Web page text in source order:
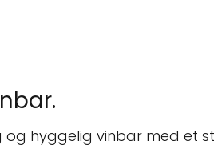
og hyggelig vinbar med et